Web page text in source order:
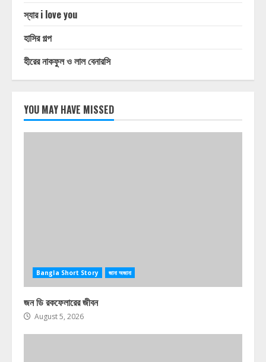
স্যার i love you
হাসির গল্প
হীরের নাকফুল ও লাল বেনারসি
YOU MAY HAVE MISSED
Bangla Short Story জানা অজানা
জন ডি রকফেলারের জীবন
August 5, 2026